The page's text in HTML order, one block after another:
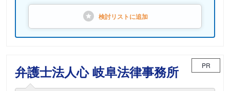
検討リストに追加
弁護士法人心 岐阜法律事務所 PR